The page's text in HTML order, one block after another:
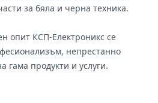
за бяла и черна техника.
опит КСП-Електроникс се
непрестанно
гама продукти и услуги.